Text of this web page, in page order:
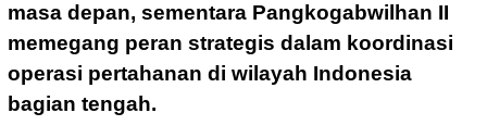
masa depan, sementara Pangkogabwilhan II
memegang peran strategis dalam koordinasi
operasi pertahanan di wilayah Indonesia
bagian tengah.